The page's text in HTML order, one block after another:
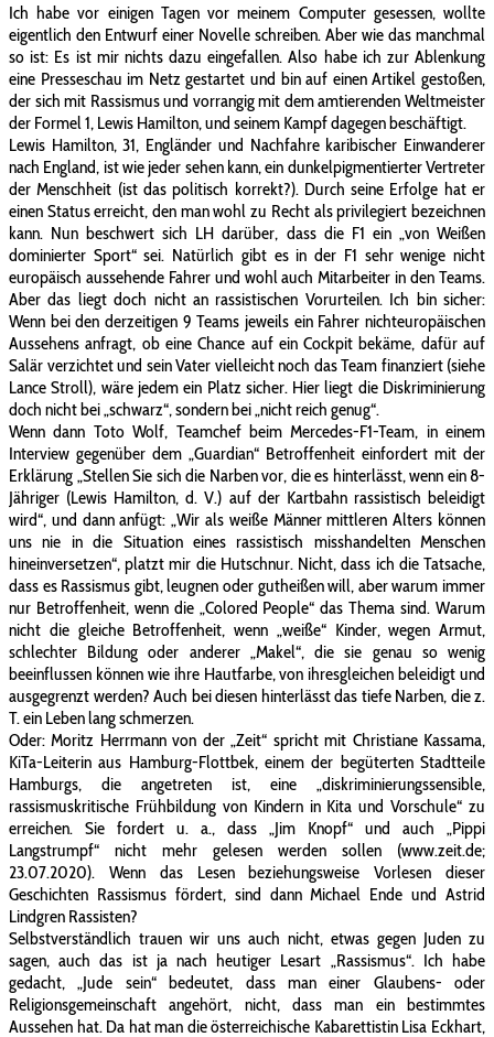
Ich habe vor einigen Tagen vor meinem Computer gesessen, wollte
eigentlich den Entwurf einer Novelle schreiben. Aber wie das manchmal
so ist: Es ist mir nichts dazu eingefallen. Also habe ich zur Ablenkung
eine Presseschau im Netz gestartet und bin auf einen Artikel gestoßen,
der sich mit Rassismus und vorrangig mit dem amtierenden Weltmeister
der Formel 1, Lewis Hamilton, und seinem Kampf dagegen beschäftigt.
Lewis Hamilton, 31, Engländer und Nachfahre karibischer Einwanderer
nach England, ist wie jeder sehen kann, ein dunkelpigmentierter Vertreter
der Menschheit (ist das politisch korrekt?). Durch seine Erfolge hat er
einen Status erreicht, den man wohl zu Recht als privilegiert bezeichnen
kann. Nun beschwert sich LH darüber, dass die F1 ein „von Weißen
dominierter Sport“ sei. Natürlich gibt es in der F1 sehr wenige nicht
europäisch aussehende Fahrer und wohl auch Mitarbeiter in den Teams.
Aber das liegt doch nicht an rassistischen Vorurteilen. Ich bin sicher:
Wenn bei den derzeitigen 9 Teams jeweils ein Fahrer nichteuropäischen
Aussehens anfragt, ob eine Chance auf ein Cockpit bekäme, dafür auf
Salär verzichtet und sein Vater vielleicht noch das Team finanziert (siehe
Lance Stroll), wäre jedem ein Platz sicher. Hier liegt die Diskriminierung
doch nicht bei „schwarz“, sondern bei „nicht reich genug“.
Wenn dann Toto Wolf, Teamchef beim Mercedes-F1-Team, in einem
Interview gegenüber dem „Guardian“ Betroffenheit einfordert mit der
Erklärung „Stellen Sie sich die Narben vor, die es hinterlässt, wenn ein 8-
Jähriger (Lewis Hamilton, d. V.) auf der Kartbahn rassistisch beleidigt
wird“, und dann anfügt: „Wir als weiße Männer mittleren Alters können
uns nie in die Situation eines rassistisch misshandelten Menschen
hineinversetzen“, platzt mir die Hutschnur. Nicht, dass ich die Tatsache,
dass es Rassismus gibt, leugnen oder gutheißen will, aber warum immer
nur Betroffenheit, wenn die „Colored People“ das Thema sind. Warum
nicht die gleiche Betroffenheit, wenn „weiße“ Kinder, wegen Armut,
schlechter Bildung oder anderer „Makel“, die sie genau so wenig
beeinflussen können wie ihre Hautfarbe, von ihresgleichen beleidigt und
ausgegrenzt werden? Auch bei diesen hinterlässt das tiefe Narben, die z.
T. ein Leben lang schmerzen.
Oder: Moritz Herrmann von der „Zeit“ spricht mit Christiane Kassama,
KiTa-Leiterin aus Hamburg-Flottbek, einem der begüterten Stadtteile
Hamburgs, die angetreten ist, eine „diskriminierungssensible,
rassismuskritische Frühbildung von Kindern in Kita und Vorschule“ zu
erreichen. Sie fordert u. a., dass „Jim Knopf“ und auch „Pippi
Langstrumpf“ nicht mehr gelesen werden sollen (www.zeit.de;
23.07.2020). Wenn das Lesen beziehungsweise Vorlesen dieser
Geschichten Rassismus fördert, sind dann Michael Ende und Astrid
Lindgren Rassisten?
Selbstverständlich trauen wir uns auch nicht, etwas gegen Juden zu
sagen, auch das ist ja nach heutiger Lesart „Rassismus“. Ich habe
gedacht, „Jude sein“ bedeutet, dass man einer Glaubens- oder
Religionsgemeinschaft angehört, nicht, dass man ein bestimmtes
Aussehen hat. Da hat man die österreichische Kabarettistin Lisa Eckhart,